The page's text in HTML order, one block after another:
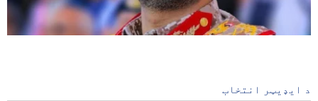
د ایډیټر انتخاب